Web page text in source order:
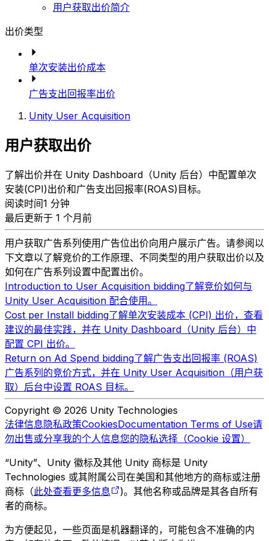
用户获取出价简介
出价类型
单次安装出价成本
广告支出回报率出价
Unity User Acquisition
用户获取出价
了解出价并在 Unity Dashboard（Unity 后台）中配置单次
安装(CPI)出价和广告支出回报率(ROAS)目标。
阅读时间1 分钟
最后更新于 1 个月前
用户获取广告系列使用广告位出价向用户展示广告。请参阅以
下文章以了解竞价的工作原理、不同类型的用户获取出价以及
如何在广告系列设置中配置出价。
Introduction to User Acquisition bidding了解竞价如何与
Unity User Acquisition 配合使用。
Cost per Install bidding了解单次安装成本 (CPI) 出价，查看
建议的最佳实践，并在 Unity Dashboard（Unity 后台）中
配置 CPI 出价。
Return on Ad Spend bidding了解广告支出回报率 (ROAS)
广告系列的竞价方式，并在 Unity User Acquisition（用户获
取）后台中设置 ROAS 目标。
Copyright © 2026 Unity Technologies
法律信息隐私政策CookiesDocumentation Terms of Use请
勿出售或分享我的个人信息您的隐私选择（Cookie 设置）
“Unity”、Unity 徽标及其他 Unity 商标是 Unity
Technologies 或其附属公司在美国和其他地方的商标或注册
商标（此处查看更多信息
)。其他名称或品牌是其各自所有
者的商标。
为方便起见，一些页面是机器翻译的，可能包含不准确的内